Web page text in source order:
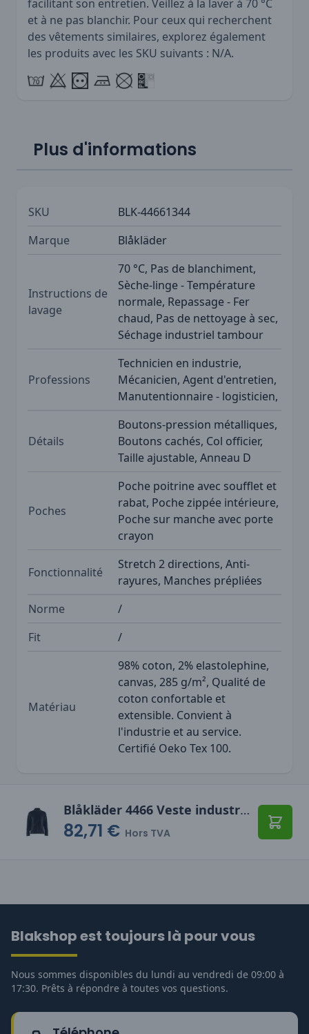
facilitant son entretien. Veillez à la laver à 70 °C
et à ne pas blanchir. Pour ceux qui recherchent
des vêtements similaires, explorez également
les produits avec les SKU suivants : N/A.
Plus d'informations
SKU
BLK-44661344
Marque
Blåkläder
Instructions de
lavage
70 °C, Pas de blanchiment,
Sèche-linge - Température
normale, Repassage - Fer
chaud, Pas de nettoyage à sec,
Séchage industriel tambour
Professions
Technicien en industrie,
Mécanicien, Agent d'entretien,
Manutentionnaire - logisticien,
Détails
Boutons-pression métalliques,
Boutons cachés, Col officier,
Taille ajustable, Anneau D
Poches
Poche poitrine avec soufflet et
rabat, Poche zippée intérieure,
Poche sur manche avec porte
crayon
Fonctionnalité
Stretch 2 directions, Anti-
rayures, Manches prépliées
Norme
/
Fit
/
Matériau
98% coton, 2% elastolephine,
canvas, 285 g/m², Qualité de
coton confortable et
extensible. Convient à
l'industrie et au service.
Certifié Oeko Tex 100.
Blåkläder 4466 Veste industrie stretch
82,71 € Hors TVA
Blakshop est toujours là pour vous
Nous sommes disponibles du lundi au vendredi de 09:00 à
17:30. Prêts à répondre à toutes vos questions.